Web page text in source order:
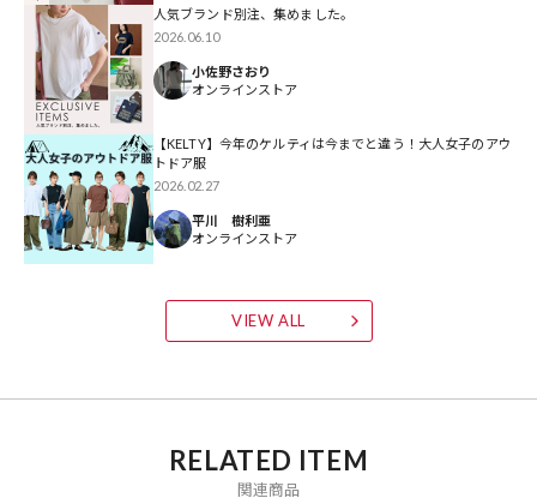
ンタグを必ずご確認下さい。
※こちらの商品はオンラインストア及び一部店舗での限定展開となり
ます。
◇FREAK'S STOREでしか買えない！KELTYの別注アイテムシリーズは
こちら
【限定展開】カジュアルに映えるTシャツコレクションは こちらから
円（2026年3月10日時点）
人気ブランド別注、集めました。
2026.06.10
小佐野さおり
オンラインストア
【KELTY】今年のケルティは今までと違う！大人女子のアウ
トドア服
2026.02.27
平川 樹利亜
オンラインストア
VIEW ALL
RELATED ITEM
関連商品